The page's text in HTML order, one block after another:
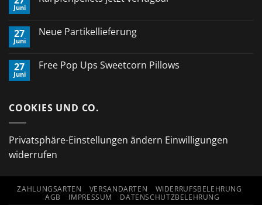
Simon
T.
Juni
Karpfenpellets
27
Juni
Neue Partikellieferung
Neue
27
Juni
Free Pop Ups Sweetcorn Pillows
Pop
COOKIES UND CO.
Privatsphäre-Einstellungen ändern Einwilligungen
widerrufen
ZAHLUNGSARTEN VERSANDARTEN
WIDERRUFSBELEHRUNG
AGB
IMPRESSUM DATENSCHUTZBELEHRUNG